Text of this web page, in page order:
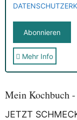
Sie erhalten nach
Speicherung und
Myfoodstory
Dritte
Mehr Info
Mein Kochbuch -
JETZT